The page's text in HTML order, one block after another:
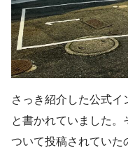
さっき紹介した公式
と書かれていました。
ついて投稿されていた